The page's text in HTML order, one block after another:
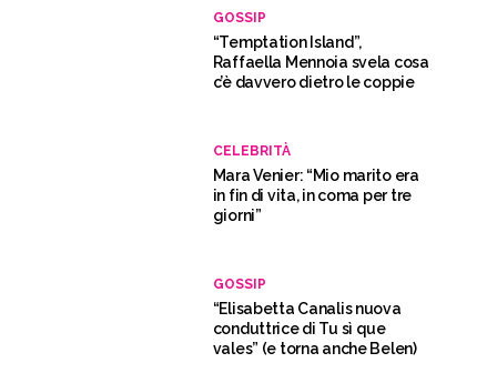
GOSSIP
“Temptation Island”,
Raffaella Mennoia svela cosa
c’è davvero dietro le coppie
CELEBRITÀ
Mara Venier: “Mio marito era
in fin di vita, in coma per tre
giorni”
GOSSIP
“Elisabetta Canalis nuova
conduttrice di Tu sì que
vales” (e torna anche Belen)